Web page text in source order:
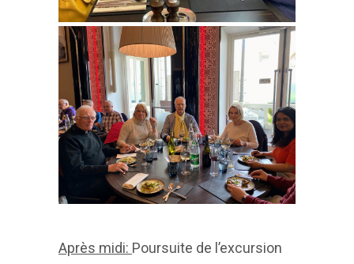
Après midi: Poursuite de l’excursion